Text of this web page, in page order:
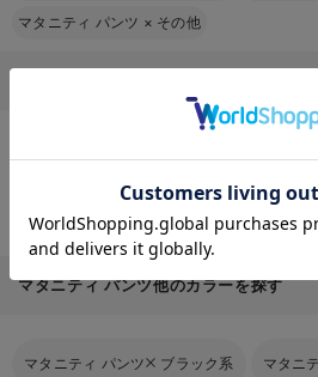
マタニティ パンツ × その他
マタニティ パンツ ×フルレングス マタニ
マタニティ パンツ ×秋冬 マタニティ パン
マタニティ パンツ他のカラーを探す
マタニティ パンツ ブラック系 マタニ
お気に入り商品を